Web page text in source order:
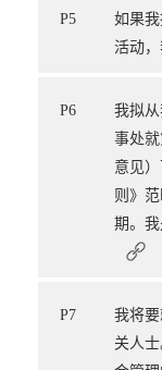
P5
如果
活动，
P6
我拟
事处
意见
则》
期。我
P7
我将
关人